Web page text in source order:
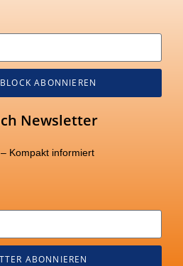
ABONNIEREN
Newsletter
Kompakt informiert
ABONNIEREN